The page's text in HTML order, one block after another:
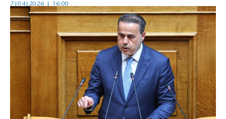
7|04|2026 | 16:00